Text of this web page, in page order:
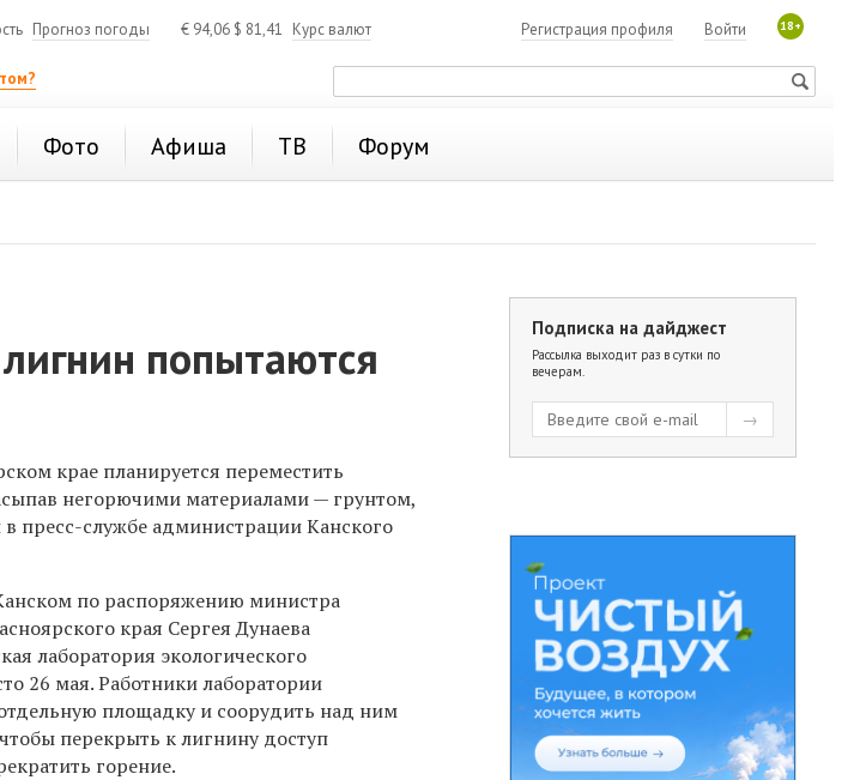
Прогноз погоды € 94,06 $ 81,41 Курс валют 18+
Войти
Регистрация профиля
Фото Афиша ТВ Форум
попытаются
крае планируется переместить
негорючими материалами — грунтом,
пресс-службе администрации Канского
по распоряжению министра
края Сергея Дунаева
лаборатория экологического
26 мая. Работники лаборатории
площадку и соорудить над ним
перекрыть к лигнину доступ
горение.
Подписка на дайджест
Рассылка выходит раз в сутки по
вечерам.